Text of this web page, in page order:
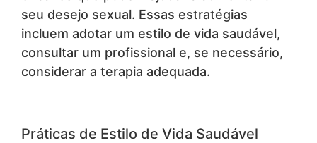
seu desejo sexual. Essas estratégias
incluem adotar um estilo de vida saudável,
consultar um profissional e, se necessário,
considerar a terapia adequada.
Práticas de Estilo de Vida Saudável